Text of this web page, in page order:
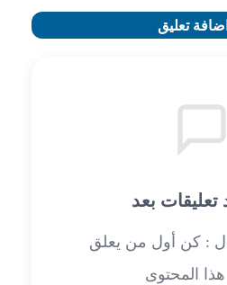
اضافة تعليق
تعليقات بعد
: كن أول من يعلق
المحتوى